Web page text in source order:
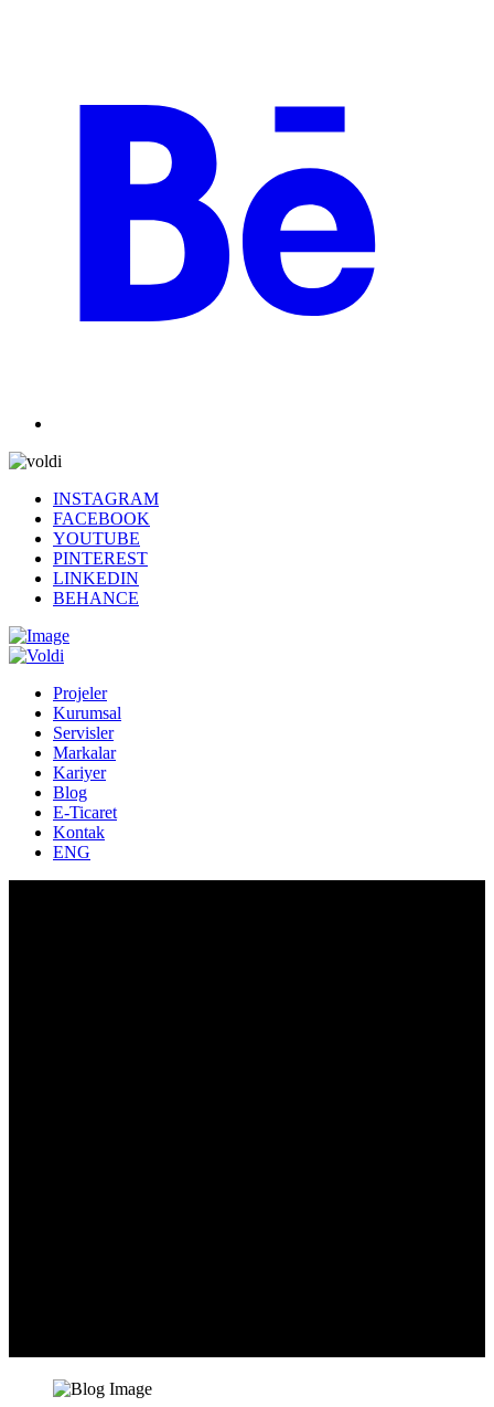
INSTAGRAM
FACEBOOK
YOUTUBE
PINTEREST
LINKEDIN
BEHANCE
Projeler
Kurumsal
Servisler
Markalar
Kariyer
Blog
E-Ticaret
Kontak
ENG